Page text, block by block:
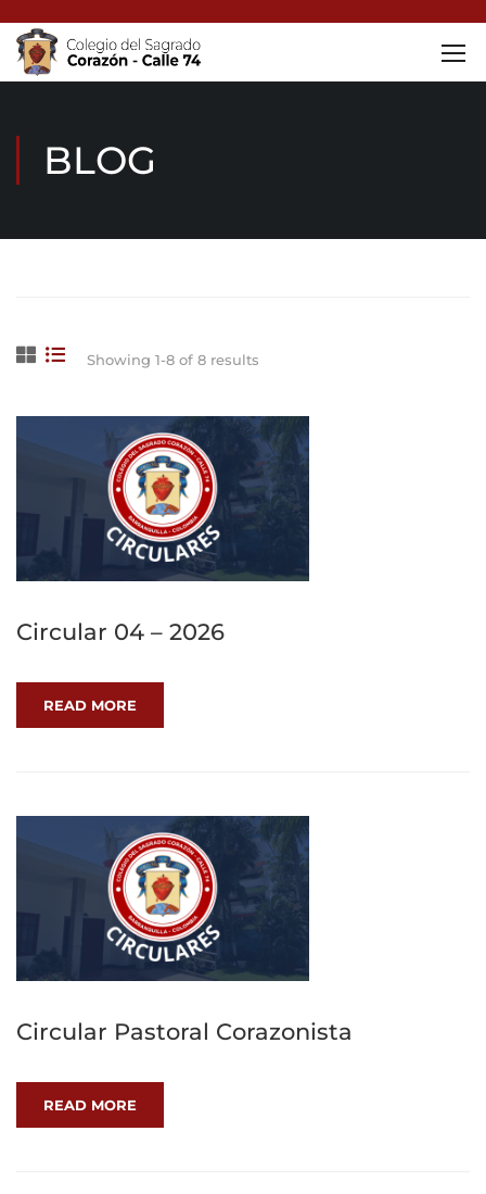
BLOG
Showing 1-8 of 8 results
Circular 04 – 2026
READ MORE
Circular Pastoral Corazonista
READ MORE